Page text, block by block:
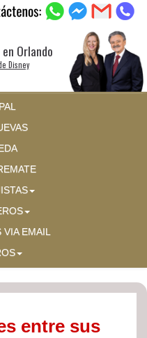
Orlando
Disney
VIA EMAIL
entre sus